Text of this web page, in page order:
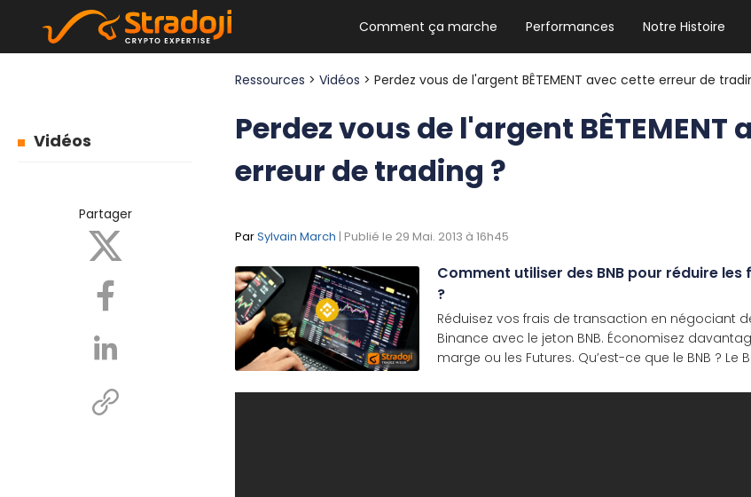
Comment ça marche Performances Notre Histoire
NEWSLETTER HEBDO
Les news crypto dont vous avez
Vidéos
Partager
Ressources >Vidéos > Perdez vous de l'argent BÊTEMENT avec cette erreur de
Perdez vous de l'argent BÊTEMENT
erreur de trading ?
ParSylvain March | Publié le 29 Mai. 2013 à 16h45
Comment utiliser des BNB pour réduire les
?
Réduisez vos frais de transaction en négociant
Binance avec le jeton BNB. Économisez
marge ou les Futures. Qu’est-ce que le BNB ? Le